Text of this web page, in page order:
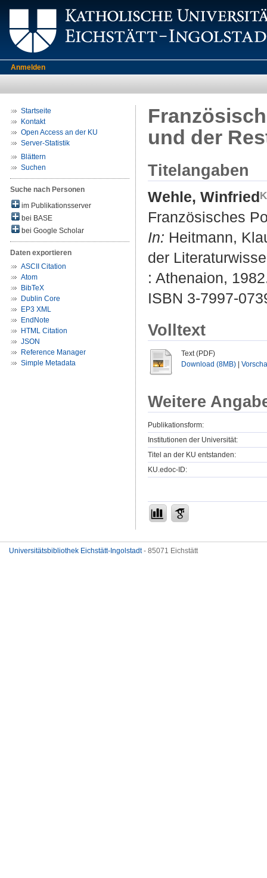
Anmelden
Startseite
Kontakt
Open Access an der KU
Server-Statistik
Blättern
Suchen
Suche nach Personen
im Publikationsserver
bei BASE
bei Google Scholar
Daten exportieren
ASCII Citation
Atom
BibTeX
Dublin Core
EP3 XML
EndNote
HTML Citation
JSON
Reference Manager
Simple Metadata
und der
Titelangaben
Wehle, Winfried
Französisches
In: Heitmann,
der
: Athenaion,
ISBN 3-7997-
Volltext
Text (PDF)
Download (8MB)
Weitere
Publikationsform:
Institutionen der Universität:
Titel an der KU entstanden:
KU.edoc-ID:
Universitätsbibliothek Eichstätt-Ingolstadt- 85071 Eichstätt